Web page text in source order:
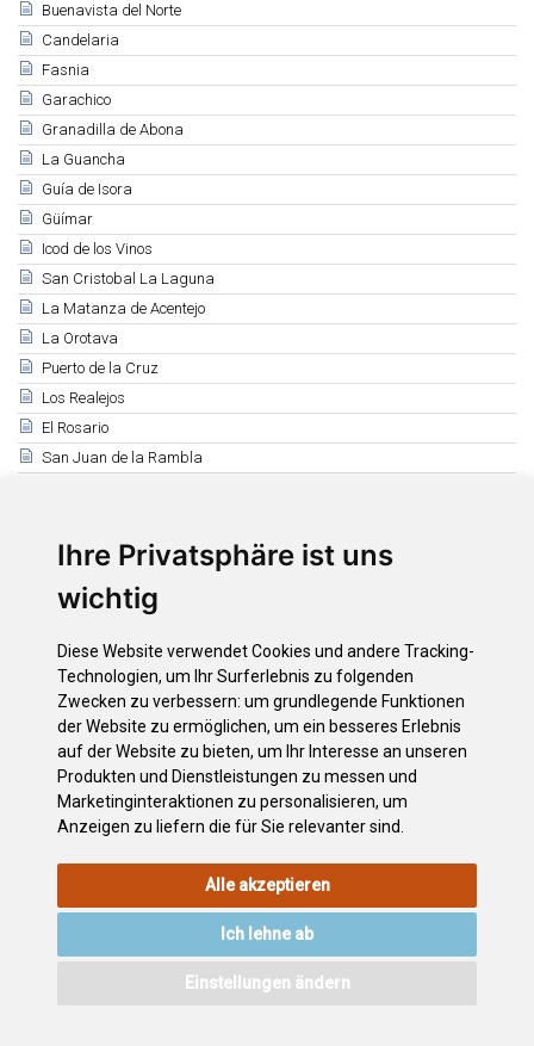
Ihre Privatsphäre ist uns
wichtig
Diese Website verwendet Cookies und andere Tracking-
Technologien, um Ihr Surferlebnis zu folgenden
Zwecken zu verbessern: um grundlegende Funktionen
der Website zu ermöglichen, um ein besseres Erlebnis
auf der Website zu bieten, um Ihr Interesse an unseren
Produkten und Dienstleistungen zu messen und
Marketinginteraktionen zu personalisieren, um
Anzeigen zu liefern die für Sie relevanter sind
Alle akzeptieren
Ich lehne ab
Einstellungen ändern
Buenavista del Norte
Candelaria
Fasnia
Garachico
Granadilla de Abona
La Guancha
Guía de Isora
Güímar
Icod de los Vinos
San Cristobal La Laguna
La Matanza de Acentejo
La Orotava
Puerto de la Cruz
Los Realejos
El Rosario
San Juan de la Rambla
Santa Úrsula
El Sauzal
Tacoronte
El Tanque
Tegueste
La Victoria de Acentejo
Vilaflor
RICHTLINIE
VERZEICHNIS ZUGÄNGLICHKEIT KONTAKT
. Todos los derechos reservados.